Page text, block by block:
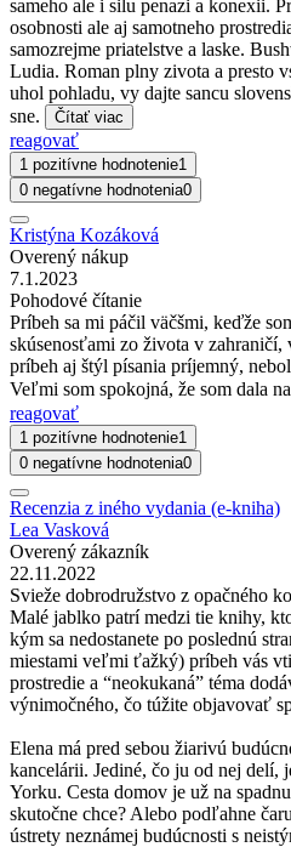
sameho ale i silu penazi a konexii.
osobnosti ale aj samotneho
samozrejme priatelstve a laske.
Ludia. Roman plny zivota a presto
uhol pohladu, vy dajte sancu
sne.
Čítať viac
reagovať
1 pozitívne hodnotenie1
0 negatívne hodnotenia0
Kristýna Kozáková
Overený nákup
7.1.2023
Pohodové čítanie
Príbeh sa mi páčil väčšmi, keďže
skúsenosťami zo života v zahraničí,
príbeh aj štýl písania príjemný,
Veľmi som spokojná, že som dala
reagovať
1 pozitívne hodnotenie1
0 negatívne hodnotenia0
Recenzia z iného vydania (e-kniha)
Lea Vasková
Overený zákazník
22.11.2022
Svieže dobrodružstvo z opačného
Malé jablko patrí medzi tie knihy,
kým sa nedostanete po poslednú
miestami veľmi ťažký) príbeh vás
prostredie a “neokukaná” téma
výnimočného, čo túžite objavovať
Elena má pred sebou žiarivú
kancelárii. Jediné, čo ju od nej delí,
Yorku. Cesta domov je už na
skutočne chce? Alebo podľahne
ústrety neznámej budúcnosti s